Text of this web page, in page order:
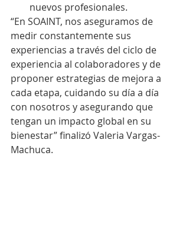
nuevos profesionales.
“En SOAINT, nos aseguramos de
medir constantemente sus
experiencias a través del ciclo de
experiencia al colaboradores y de
proponer estrategias de mejora a
cada etapa, cuidando su día a día
con nosotros y asegurando que
tengan un impacto global en su
bienestar” finalizó Valeria Vargas-
Machuca.